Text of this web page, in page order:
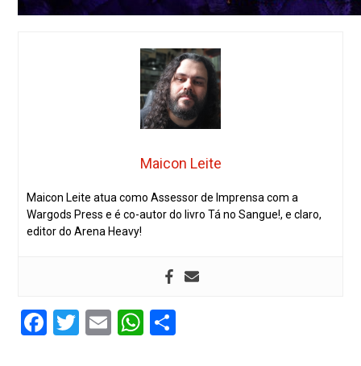
Maicon Leite
Maicon Leite atua como Assessor de Imprensa com a
Wargods Press e é co-autor do livro Tá no Sangue!, e claro,
editor do Arena Heavy!
Facebook
Twitter
EmailWhatsApp